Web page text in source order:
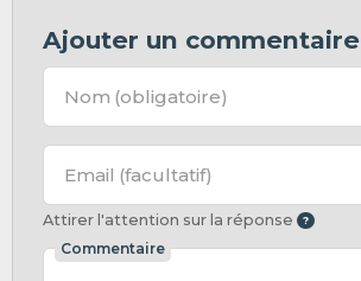
Ajouter un commentaire
Nom (obligatoire)
Email (facultatif)
Attirer l'attention sur la réponse
Commentaire